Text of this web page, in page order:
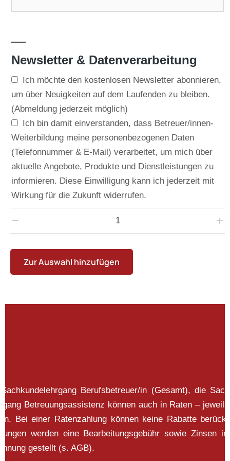
—
Newsletter & Datenverarbeitung
Ich möchte den kostenlosen Newsletter abonnieren,
um über Neuigkeiten auf dem Laufenden zu bleiben.
(Abmeldung jederzeit möglich)
Ich bin damit einverstanden, dass Betreuer/innen-
Weiterbildung meine personenbezogenen Daten
(Telefonnummer & E-Mail) verarbeitet, um mich über
aktuelle Angebote, Produkte und Dienstleistungen zu
informieren. Diese Einwilligung kann ich jederzeit mit
Wirkung für die Zukunft widerrufen.
Zur Auswahl hinzufügen
Berufsbetreuer/in (Gesamt), die
Betreuungsassistenz können auch in Raten –
Bei einer Ratenzahlung können keine Rabatte
werden eine Bearbeitungsgebühr sowie Zinsen
gestellt (s. AGB).